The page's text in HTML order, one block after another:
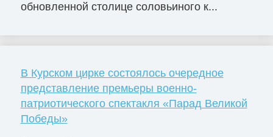
обновленной столице соловьиного к...
В Курском цирке состоялось очередное
представление премьеры военно-
патриотического спектакля «Парад Великой
Победы»